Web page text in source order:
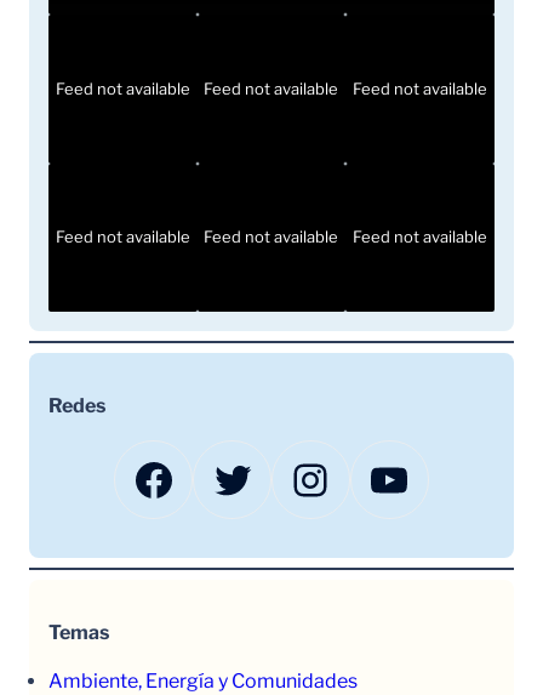
Feed not available Feed not available Feed not available
Feed not available Feed not available Feed not available
Redes
Facebook Twitter Instagram YouTube
Temas
Ambiente, Energía y Comunidades